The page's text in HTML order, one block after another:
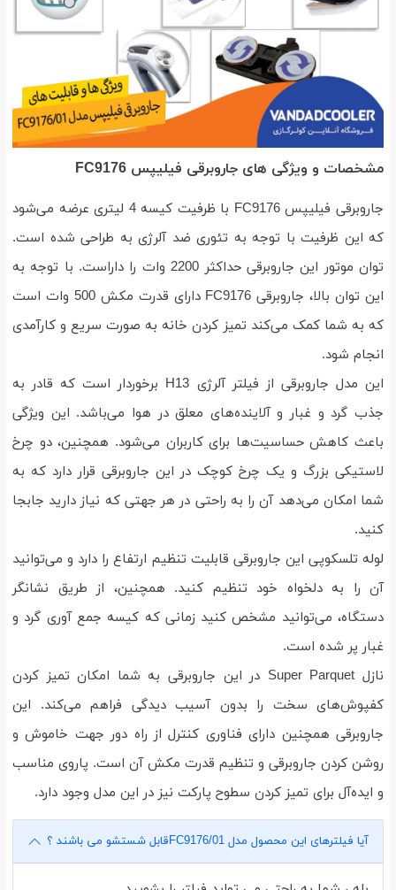
مشخصات و ویژگی های جاروبرقی فیلیپس FC9176
جاروبرقی فیلیپس FC9176 با ظرفیت کیسه 4 لیتری عرضه می‌شود
که این ظرفیت با توجه به تئوری ضد آلرژی به طراحی شده است.
توان موتور این جاروبرقی حداکثر 2200 وات را داراست. با توجه به
این توان بالا، جاروبرقی FC9176 دارای قدرت مکش 500 وات است
که به شما کمک می‌کند تمیز کردن خانه به صورت سریع و کارآمدی
انجام شود.
این مدل جاروبرقی از فیلتر آلرژی H13 برخوردار است که قادر به
جذب گرد و غبار و آلاینده‌های معلق در هوا می‌باشد. این ویژگی
باعث کاهش حساسیت‌ها برای کاربران می‌شود. همچنین، دو چرخ
لاستیکی بزرگ و یک چرخ کوچک در این جاروبرقی قرار دارد که به
شما امکان می‌دهد آن را به راحتی در هر جهتی که نیاز دارید جابجا
کنید.
لوله تلسکوپی این جاروبرقی قابلیت تنظیم ارتفاع را دارد و می‌توانید
آن را به دلخواه خود تنظیم کنید. همچنین، از طریق نشانگر
دستگاه، می‌توانید مشخص کنید زمانی که کیسه جمع آوری گرد و
غبار پر شده است.
نازل Super Parquet در این جاروبرقی به شما امکان تمیز کردن
کفپوش‌های سخت را بدون آسیب دیدگی فراهم می‌کند. این
جاروبرقی همچنین دارای فناوری کنترل از راه دور جهت خاموش و
روشن کردن جاروبرقی و تنظیم قدرت مکش آن است. پاروی مناسب
و ایده‌آل برای تمیز کردن سطوح پارکت نیز در این مدل وجود دارد.
آیا فیلترهای این محصول مدل FC9176/01قابل شستشو می باشند ؟